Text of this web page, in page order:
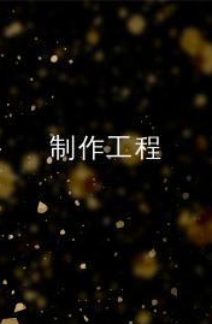
制作工程